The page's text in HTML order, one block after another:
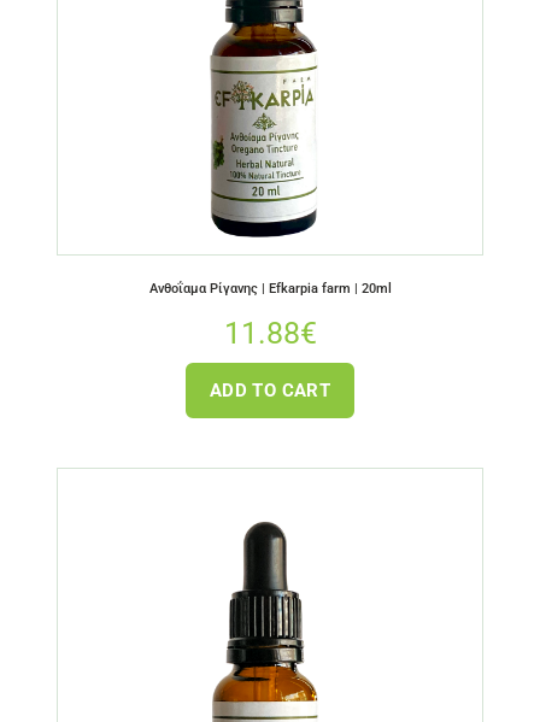
Ανθοΐαμα Ρίγανης | Efkarpia farm | 20ml
11.88€
ADD TO CART